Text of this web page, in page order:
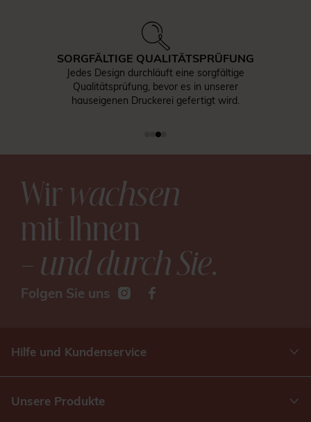
SORGFÄLTIGE QUALITÄTSPRÜFUNG
Jedes Design durchläuft eine sorgfältige
Qualitätsprüfung, bevor es in unserer
hauseigenen Druckerei gefertigt wird.
Wirwachsen
mit Ihnen
– und durch Sie.
Folgen Sie uns
Hilfe und Kundenservice
Unsere Produkte